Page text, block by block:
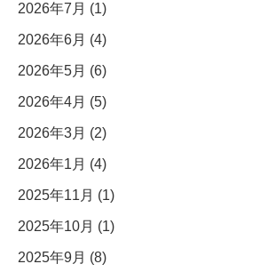
2026年7月 (1)
2026年6月 (4)
2026年5月 (6)
2026年4月 (5)
2026年3月 (2)
2026年1月 (4)
2025年11月 (1)
2025年10月 (1)
2025年9月 (8)